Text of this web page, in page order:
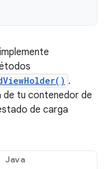
.
de tu contenedor de
de carga
Java